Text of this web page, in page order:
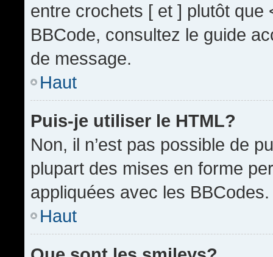
entre crochets [ et ] plutôt que
BBCode, consultez le guide
de message.
Haut
Puis-je utiliser le HTML?
Non, il n’est pas possible de
plupart des mises en forme
appliquées avec les BBCodes.
Haut